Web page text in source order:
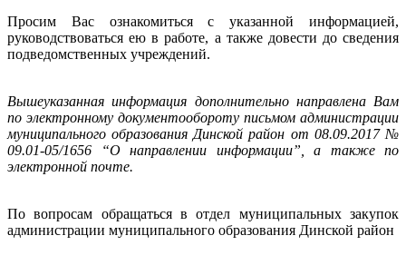
Просим Вас ознакомиться с указанной информацией,
руководствоваться ею в работе, а также довести до сведения
подведомственных учреждений.
Вышеуказанная информация дополнительно направлена Вам
по электронному документообороту письмом администрации
муниципального образования Динской район от 08.09.2017 №
09.01-05/1656 “О направлении информации”, а также по
электронной почте.
По вопросам обращаться в отдел муниципальных закупок
администрации муниципального образования Динской район